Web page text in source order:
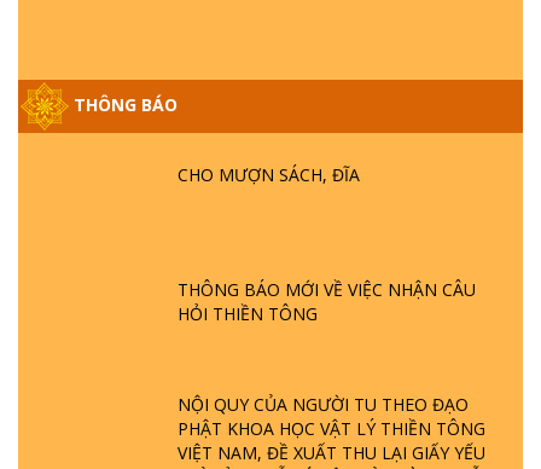
THÔNG BÁO
CHO MƯỢN SÁCH, ĐĨA
THÔNG BÁO MỚI VỀ VIỆC NHẬN CÂU
HỎI THIỀN TÔNG
NỘI QUY CỦA NGƯỜI TU THEO ĐẠO
PHẬT KHOA HỌC VẬT LÝ THIỀN TÔNG
VIỆT NAM, ĐỀ XUẤT THU LẠI GIẤY YẾU
GIẢI ĐÁP ĐẶC BIỆT P25 - SUỐT 49 NĂM
PHẬT KHÔNG NÓI? HỘI LONG HOA LÀ
HỘI GÌ? TỬ VÌ ĐẠO
PHẬT GIỚI CÓ THỜI GIAN KHÔNG? |
TTTD
LÀ AI? QUỶ SA TĂNG? | TTTD
GIẢI ĐÁP THIỀN TÔNG ĐẶC BIỆT P22 - TẠI